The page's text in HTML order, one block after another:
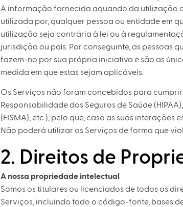
A informação fornecida aquando da utilização
utilizada por, qualquer pessoa ou entidade em
utilização seja contrária à lei ou à
jurisdição ou país. Por conseguinte, as pessoas
fazem-no por sua própria iniciativa e são as
medida em que estas sejam aplicáveis.
Os Serviços não foram concebidos para
Responsabilidade dos Seguros de Saúde
(FISMA), etc.), pelo que, caso as suas interações
Não poderá utilizar os Serviços de forma que
2. Direitos de
A nossa propriedade intelectual
Somos os titulares ou licenciados de todos os
Serviços, incluindo todo o código-fonte, bases